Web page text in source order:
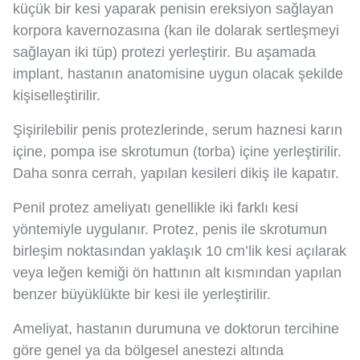
küçük bir kesi yaparak penisin ereksiyon sağlayan
korpora kavernozasına (kan ile dolarak sertleşmeyi
sağlayan iki tüp) protezi yerleştirir. Bu aşamada
implant, hastanın anatomisine uygun olacak şekilde
kişiselleştirilir.
Şişirilebilir penis protezlerinde, serum haznesi karın
içine, pompa ise skrotumun (torba) içine yerleştirilir.
Daha sonra cerrah, yapılan kesileri dikiş ile kapatır.
Penil protez ameliyatı genellikle iki farklı kesi
yöntemiyle uygulanır. Protez, penis ile skrotumun
birleşim noktasından yaklaşık 10 cm’lik kesi açılarak
veya leğen kemiği ön hattının alt kısmından yapılan
benzer büyüklükte bir kesi ile yerleştirilir.
Ameliyat, hastanın durumuna ve doktorun tercihine
göre genel ya da bölgesel anestezi altında